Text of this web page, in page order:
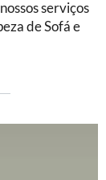
serviços
de Sofá e